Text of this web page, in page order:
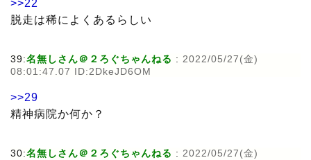
>>22
脱走は稀によくあるらしい
39:名無しさん＠２ろぐちゃんねる : 2022/05/27(金)
08:01:47.07 ID:2DkeJD6OM
>>29
精神病院か何か？
30:名無しさん＠２ろぐちゃんねる : 2022/05/27(金)